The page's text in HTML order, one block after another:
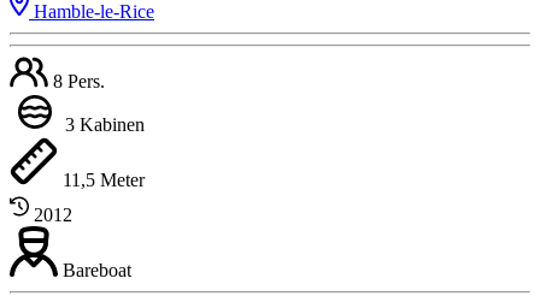
Hamble-le-Rice
8 Pers.
3 Kabinen
11,5 Meter
2012
Bareboat